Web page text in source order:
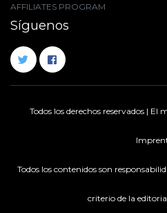
AFFILIATES PROGRAM
Síguenos
Todos los derechos reservados | El
Todos los contenidos son
criterio de la